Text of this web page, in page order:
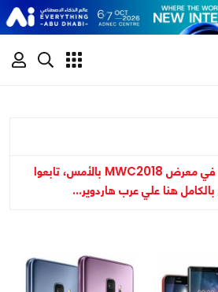
هذا كل ما تم الإعلان عنه في معرض MWC2018 بالأمس، تابعوا
هنا علي عرب هاردوير...